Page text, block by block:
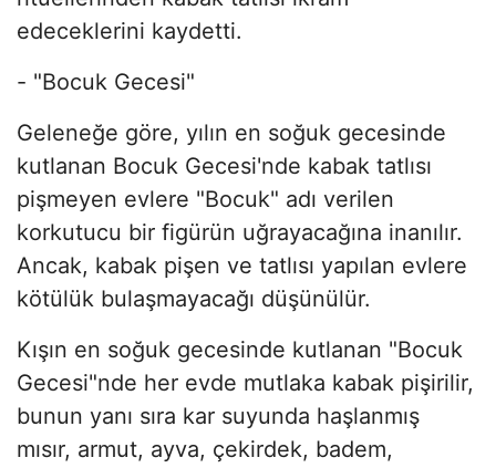
edeceklerini kaydetti.
- "Bocuk Gecesi"
Geleneğe göre, yılın en soğuk gecesinde
kutlanan Bocuk Gecesi'nde kabak tatlısı
pişmeyen evlere "Bocuk" adı verilen
korkutucu bir figürün uğrayacağına inanılır.
Ancak, kabak pişen ve tatlısı yapılan evlere
kötülük bulaşmayacağı düşünülür.
Kışın en soğuk gecesinde kutlanan "Bocuk
Gecesi"nde her evde mutlaka kabak pişirilir,
bunun yanı sıra kar suyunda haşlanmış
mısır, armut, ayva, çekirdek, badem,